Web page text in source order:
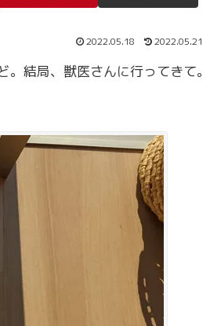
2022.05.18 2022.05.21
結局、獣医さんに行ってきて。